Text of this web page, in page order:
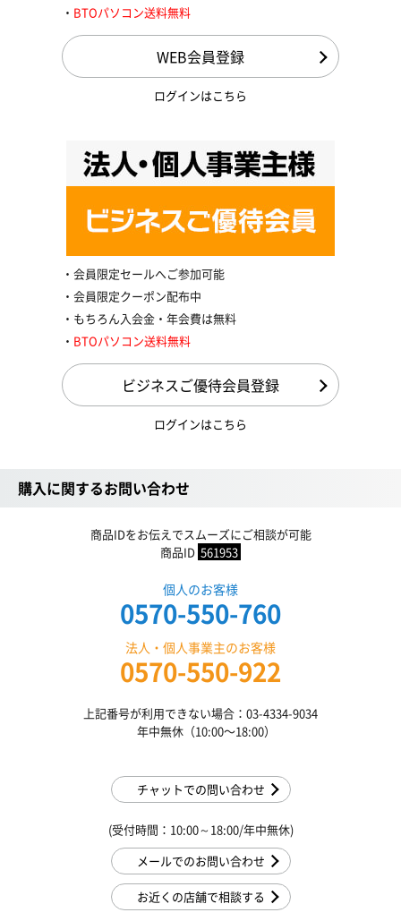
BTOパソコン送料無料
WEB会員登録
ログインはこちら
会員限定セールへご参加可能
会員限定クーポン配布中
もちろん入会金・年会費は無料
BTOパソコン送料無料
ビジネスご優待会員登録
ログインはこちら
購入に関するお問い合わせ
商品IDをお伝えでスムーズにご相談が可能
商品ID 561953
個人のお客様
0570-550-760
法人・個人事業主のお客様
0570-550-922
上記番号が利用できない場合：03-4334-9034
年中無休（10:00〜18:00）
チャットでの問い合わせ
(受付時間：10:00～18:00/年中無休)
メールでのお問い合わせ
お近くの店舗で相談する